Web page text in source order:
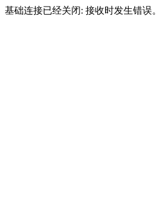
基础连接已经关闭: 接收时发生错误。